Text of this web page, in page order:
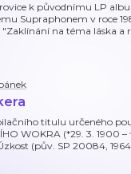
k původnímu LP albu
Supraphonem v roce
na téma láska a
titulu určeného
WOKRA (*29. 3. 1900
(pův. SP 20084,